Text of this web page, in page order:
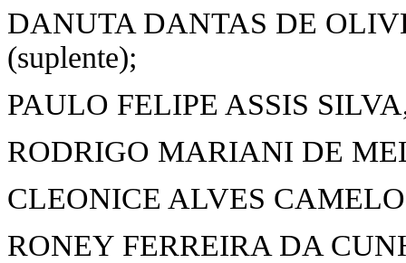
DANUTA DANTAS DE
(suplente);
PAULO FELIPE ASSIS
RODRIGO MARIANI DE
CLEONICE ALVES
RONEY FERREIRA DA